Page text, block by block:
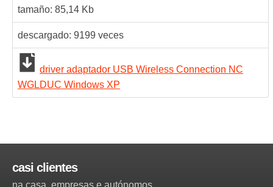
tamaño: 85,14 Kb
descargado: 9199 veces
driver adaptador USB Wireless Connection NC
WGLDUC Windows XP
casi clientes
na casa empresas e autónomos